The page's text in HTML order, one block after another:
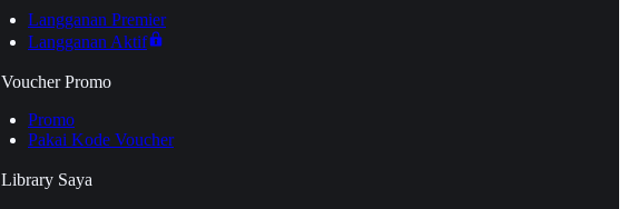
Langganan Premier
Langganan Aktif
Voucher Promo
Promo
Pakai Kode Voucher
Library Saya